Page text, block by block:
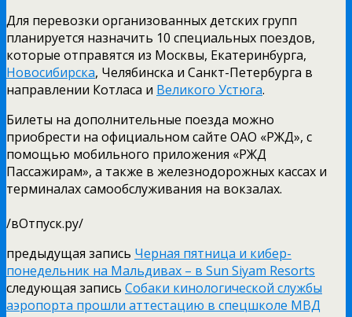
Для перевозки организованных детских групп
планируется назначить 10 специальных поездов,
которые отправятся из Москвы, Екатеринбурга,
Новосибирска, Челябинска и Санкт-Петербурга в
направлении Котласа и Великого Устюга.
Билеты на дополнительные поезда можно
приобрести на официальном сайте ОАО «РЖД», с
помощью мобильного приложения «РЖД
Пассажирам», а также в железнодорожных кассах и
терминалах самообслуживания на вокзалах.
/вОтпуск.ру/
предыдущая запись Черная пятница и кибер-
понедельник на Мальдивах – в Sun Siyam Resorts
следующая запись Собаки кинологической службы
аэропорта прошли аттестацию в спецшколе МВД